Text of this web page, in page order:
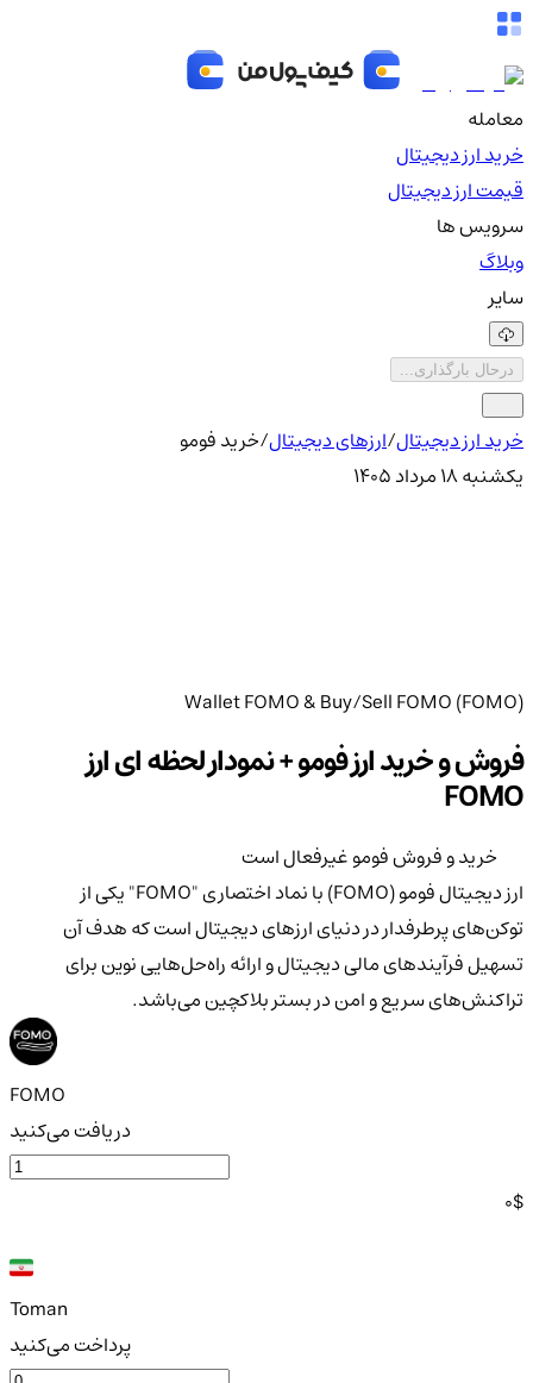
معامله
خرید ارز دیجیتال
قیمت ارز دیجیتال
سرویس ها
وبلاگ
سایر
درحال بارگذاری...
خرید ارز دیجیتال/ارزهای دیجیتال/خرید فومو
یکشنبه ۱۸ مرداد ۱۴۰۵
Wallet FOMO & Buy/Sell FOMO (FOMO)
فروش و خرید ارز فومو + نمودار لحظه ای ارز
FOMO
خرید و فروش فومو غیرفعال است
ارز دیجیتال فومو (FOMO) با نماد اختصاری "FOMO" یکی از
توکن‌های پرطرفدار در دنیای ارزهای دیجیتال است که هدف آن
تسهیل فرآیندهای مالی دیجیتال و ارائه راه‌حل‌هایی نوین برای
تراکنش‌های سریع و امن در بستر بلاکچین می‌باشد.
FOMO
دریافت می‌کنید
0$
Toman
پرداخت می‌کنید